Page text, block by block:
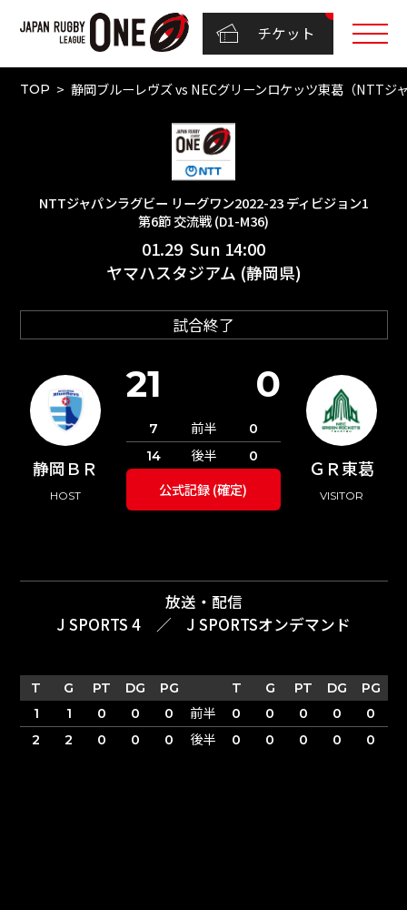
チケット
TOP 静岡ブルーレヴズ vs NECグリーンロケッツ東葛（NTT
NTTジャパンラグビー リーグワン2022-23 ディビジョン1
第6節 交流戦 (D1-M36)
01.29 Sun 14:00
ヤマハスタジアム (静岡県)
試合終了
静岡ＢＲ
HOST
ＧＲ東葛
VISITOR
21 0
7 前半
0
14
後半 0
公式記録 (確定)
放送・配信
J SPORTS 4
／ J SPORTSオンデマンド
T G PT DG PG T G PT DG
PG
1
1 0 0 0 前半 0 0 0 0
0
2
2 0 0 0 後半 0 0 0 0 0